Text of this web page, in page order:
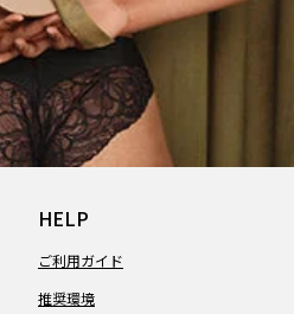
HELP
ご利用ガイド
推奨環境